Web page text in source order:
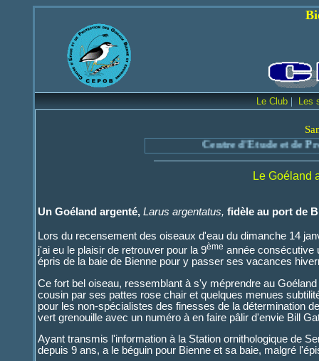
Bienvenue sur
Le Club | Les
Centre d'Etude et de
Le Goéland
Un Goéland argenté, Larus argentatus, fidèle au port de
Lors du recensement des oiseaux d'eau du dimanche 14
j'ai eu le plaisir de retrouver pour la 9ème année consécutive
épris de la baie de Bienne pour y passer ses vacances
Ce fort bel oiseau, ressemblant à s'y méprendre au
cousin par ses pattes rose chair et quelques menues
pour les non-spécialistes des finesses de la détermination
vert grenouille avec un numéro à en faire pâlir d'envie Bill
Ayant transmis l'information à la Station ornithologique de
depuis 9 ans, a le béguin pour Bienne et sa baie, malgré